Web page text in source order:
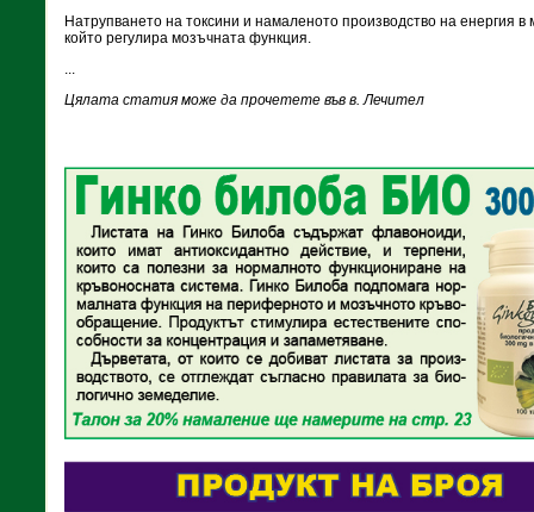
Натрупването на токсини и намаленото производство на енергия в
който регулира мозъчната функция.
...
Цялата статия може да прочетете във в. Лечител